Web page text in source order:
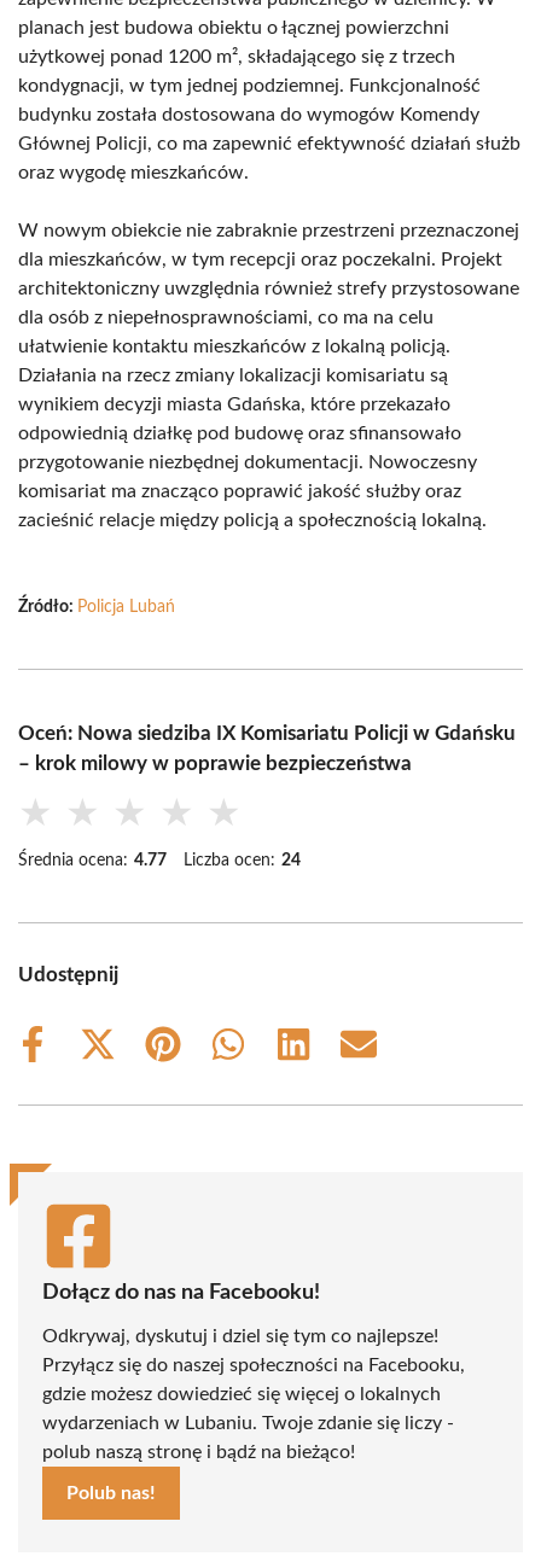
planach jest budowa obiektu o łącznej powierzchni
użytkowej ponad 1200 m², składającego się z trzech
kondygnacji, w tym jednej podziemnej. Funkcjonalność
budynku została dostosowana do wymogów Komendy
Głównej Policji, co ma zapewnić efektywność działań służb
oraz wygodę mieszkańców.
W nowym obiekcie nie zabraknie przestrzeni przeznaczonej
dla mieszkańców, w tym recepcji oraz poczekalni. Projekt
architektoniczny uwzględnia również strefy przystosowane
dla osób z niepełnosprawnościami, co ma na celu
ułatwienie kontaktu mieszkańców z lokalną policją.
Działania na rzecz zmiany lokalizacji komisariatu są
wynikiem decyzji miasta Gdańska, które przekazało
odpowiednią działkę pod budowę oraz sfinansowało
przygotowanie niezbędnej dokumentacji. Nowoczesny
komisariat ma znacząco poprawić jakość służby oraz
zacieśnić relacje między policją a społecznością lokalną.
Źródło: Policja Lubań
Oceń: Nowa siedziba IX Komisariatu Policji w Gdańsku
– krok milowy w poprawie bezpieczeństwa
★ ★ ★ ★ ★
Średnia ocena: 4.77 Liczba ocen: 24
Udostępnij
Share
Share
(Twitter)
Share
Share
Share
Share
Dołącz do nas na Facebooku!
Odkrywaj, dyskutuj i dziel się tym co najlepsze!
Przyłącz się do naszej społeczności na Facebooku,
gdzie możesz dowiedzieć się więcej o lokalnych
wydarzeniach w Lubaniu. Twoje zdanie się liczy -
polub naszą stronę i bądź na bieżąco!
Polub nas!